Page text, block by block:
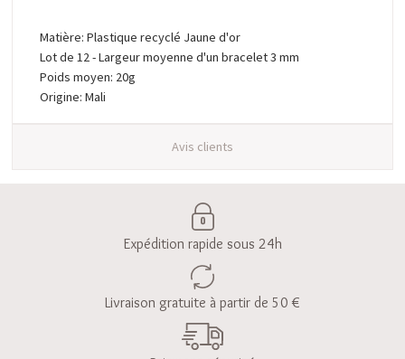
Matière: Plastique recyclé Jaune d'or
Lot de 12 - Largeur moyenne d'un bracelet 3 mm
Poids moyen: 20g
Origine: Mali
Avis clients
Expédition rapide sous 24h
Livraison gratuite à partir de 50 €